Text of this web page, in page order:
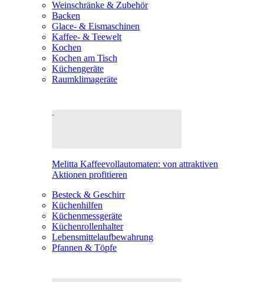
Weinschränke & Zubehör
Backen
Glace- & Eismaschinen
Kaffee- & Teewelt
Kochen
Kochen am Tisch
Küchengeräte
Raumklimageräte
Melitta Kaffeevollautomaten: von attraktiven
Aktionen profitieren
Besteck & Geschirr
Küchenhilfen
Küchenmessgeräte
Küchenrollenhalter
Lebensmittelaufbewahrung
Pfannen & Töpfe